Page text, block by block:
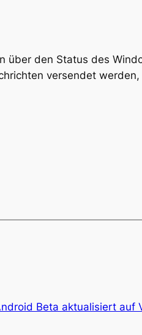
über den Status des
versendet
Beta aktualisiert auf